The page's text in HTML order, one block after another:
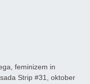
feminizem in
Strip #31, oktober